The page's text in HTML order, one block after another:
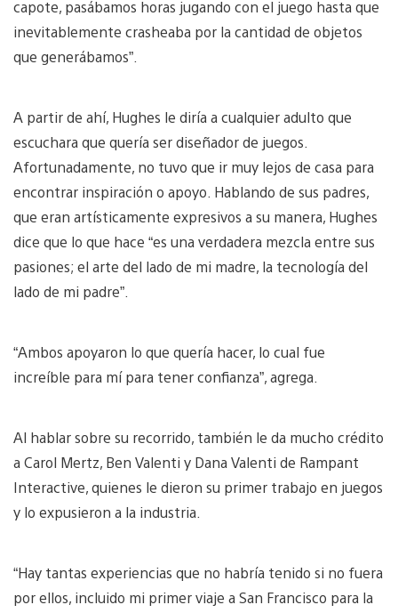
capote, pasábamos horas jugando con el juego hasta que
inevitablemente crasheaba por la cantidad de objetos
que generábamos”.
A partir de ahí, Hughes le diría a cualquier adulto que
escuchara que quería ser diseñador de juegos.
Afortunadamente, no tuvo que ir muy lejos de casa para
encontrar inspiración o apoyo. Hablando de sus padres,
que eran artísticamente expresivos a su manera, Hughes
dice que lo que hace “es una verdadera mezcla entre sus
pasiones; el arte del lado de mi madre, la tecnología del
lado de mi padre”.
“Ambos apoyaron lo que quería hacer, lo cual fue
increíble para mí para tener confianza”, agrega.
Al hablar sobre su recorrido, también le da mucho crédito
a Carol Mertz, Ben Valenti y Dana Valenti de Rampant
Interactive, quienes le dieron su primer trabajo en juegos
y lo expusieron a la industria.
“Hay tantas experiencias que no habría tenido si no fuera
por ellos, incluido mi primer viaje a San Francisco para la